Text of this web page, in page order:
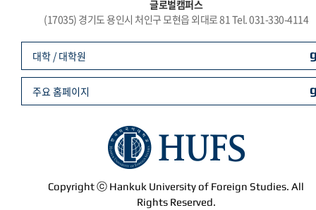
글로벌캠퍼스
(17035) 경기도 용인시 처인구 모현읍 외대로 81 Tel. 031-330-4114
Copyright ⓒ Hankuk University of Foreign Studies. All
Rights Reserved.
대학 / 대학원
주요 홈페이지